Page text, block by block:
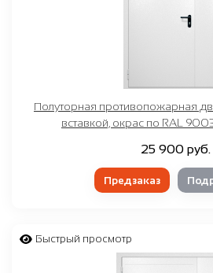
Полуторная противопожарная
вставкой, окрас по RAL
25 900 руб.
Предзаказ
Быстрый просмотр